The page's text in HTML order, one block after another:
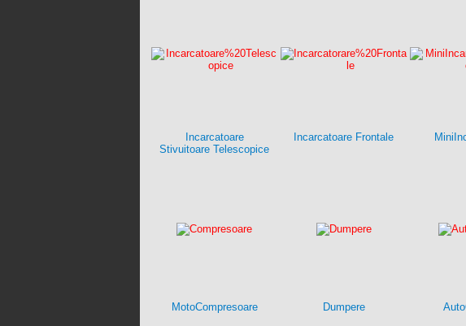
Incarcatoare
Stivuitoare Telescopice
Incarcatoare Frontale
MotoCompresoare Dumpere